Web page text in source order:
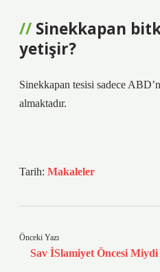
Sinekkapan
yetişir?
Sinekkapan tesisi sadece
almaktadır.
Tarih: Makaleler
Önceki Yazı
Sav İSlamiyet Öncesi Miydi